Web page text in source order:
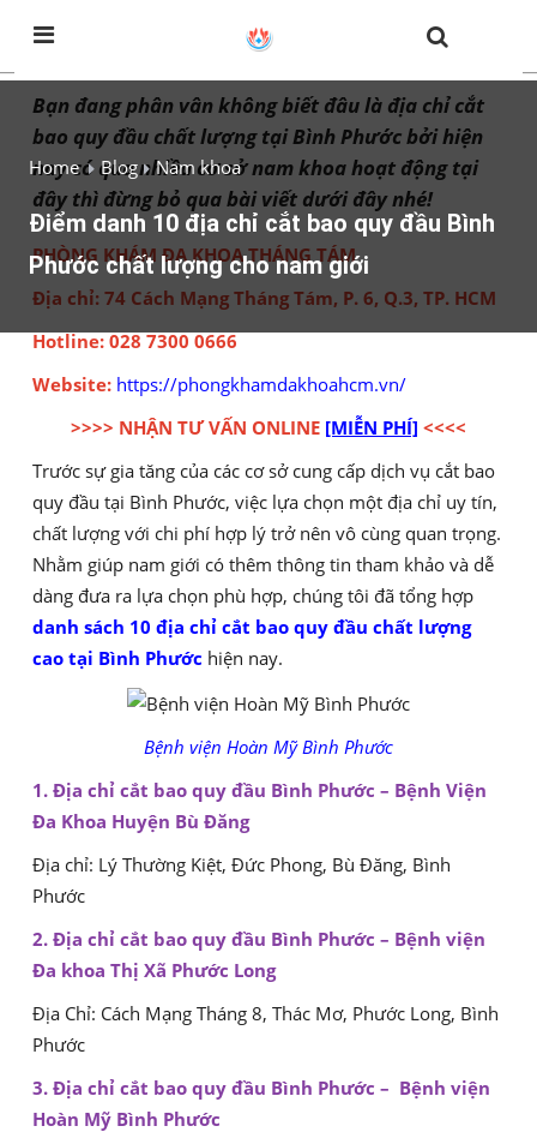
Home Blog Nam khoa
Điểm danh 10 địa chỉ cắt bao quy đầu Bình
Phước chất lượng cho nam giới
Bạn đang phân vân không biết đâu là địa chỉ cắt
bao quy đầu chất lượng tại Bình Phước bởi hiện
nay có qua nhiều cơ sở nam khoa hoạt động tại
đây thì đừng bỏ qua bài viết dưới đây nhé!
PHÒNG KHÁM ĐA KHOA THÁNG TÁM
Địa chỉ: 74 Cách Mạng Tháng Tám, P. 6, Q.3, TP. HCM
Hotline: 028 7300 0666
Website: https://phongkhamdakhoahcm.vn/
>>>> NHẬN TƯ VẤN ONLINE [MIỄN PHÍ] <<<<
Trước sự gia tăng của các cơ sở cung cấp dịch vụ cắt bao
quy đầu tại Bình Phước, việc lựa chọn một địa chỉ uy tín,
chất lượng với chi phí hợp lý trở nên vô cùng quan trọng.
Nhằm giúp nam giới có thêm thông tin tham khảo và dễ
dàng đưa ra lựa chọn phù hợp, chúng tôi đã tổng hợp
danh sách 10 địa chỉ cắt bao quy đầu chất lượng
cao tại Bình Phước hiện nay.
Bệnh viện Hoàn Mỹ Bình Phước
1. Địa chỉ cắt bao quy đầu Bình Phước – Bệnh Viện
Đa Khoa Huyện Bù Đăng
Địa chỉ: Lý Thường Kiệt, Đức Phong, Bù Đăng, Bình
Phước
2. Địa chỉ cắt bao quy đầu Bình Phước – Bệnh viện
Đa khoa Thị Xã Phước Long
Địa Chỉ: Cách Mạng Tháng 8, Thác Mơ, Phước Long, Bình
Phước
3. Địa chỉ cắt bao quy đầu Bình Phước – Bệnh viện
Hoàn Mỹ Bình Phước